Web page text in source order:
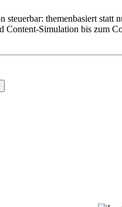
themenbasiert
Simulation bis zum